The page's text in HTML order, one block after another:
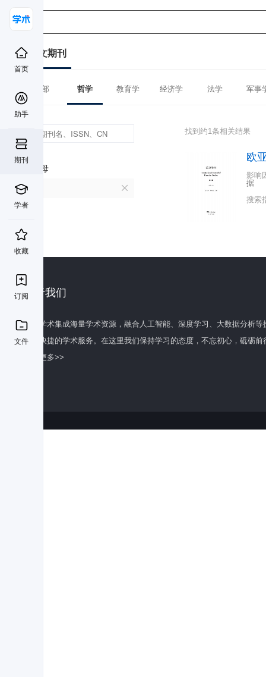
首页
助手
期刊
学者
收藏
订阅
文件
中文期刊
全部 哲学 教育学 经济学 法学 军事
首字母
O
找到约1条相关结果
欧
影响
据
搜索
关于我们
百度学术集成海量学术资源，融合人工智能、深度学习、大数据分析
全面快捷的学术服务。在这里我们保持学习的态度，不忘初心，砥砺前
了解更多>>